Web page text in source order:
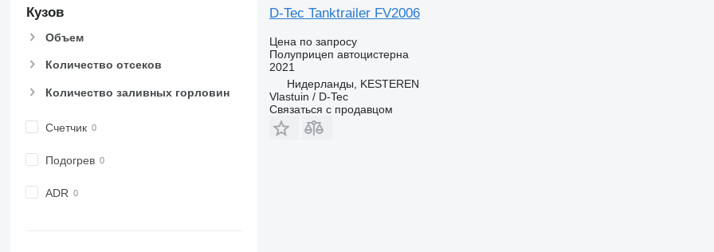
Кузов
Объем
Количество отсеков
Количество заливных горловин
Счетчик
Подогрев
ADR
D-Tec Tanktrailer FV2006
Цена по запросу
Полуприцеп автоцистерна
2021
Нидерланды, KESTEREN
Vlastuin / D-Tec
Связаться с продавцом